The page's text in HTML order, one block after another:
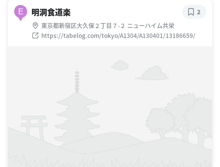
E 明洞食道楽
東京都新宿区大久保２丁目７-２ ニューハイム共栄
https://tabelog.com/tokyo/A1304/A130401/13186659/
2